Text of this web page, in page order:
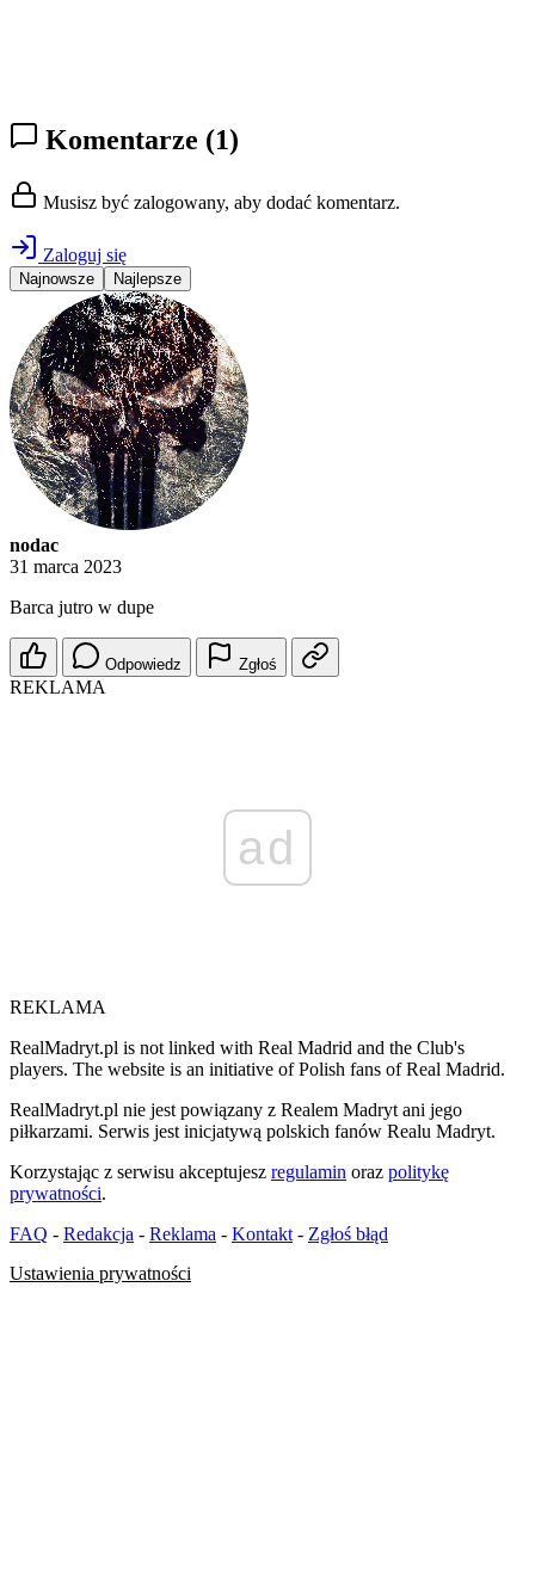
Komentarze (1)
Musisz być zalogowany, aby dodać komentarz.
Zaloguj się
Najnowsze Najlepsze
nodac
31 marca 2023
Barca jutro w dupe
Odpowiedz Zgłoś
REKLAMA
ad
REKLAMA
RealMadryt.pl is not linked with Real Madrid and the Club's
players. The website is an initiative of Polish fans of Real Madrid.
RealMadryt.pl nie jest powiązany z Realem Madryt ani jego
piłkarzami. Serwis jest inicjatywą polskich fanów Realu Madryt.
Korzystając z serwisu akceptujesz regulamin oraz politykę
prywatności.
FAQ - Redakcja - Reklama - Kontakt - Zgłoś błąd
Ustawienia prywatności